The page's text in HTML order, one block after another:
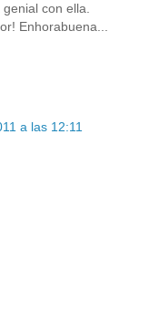
con ella.
Enhorabuena...
a las 12:11